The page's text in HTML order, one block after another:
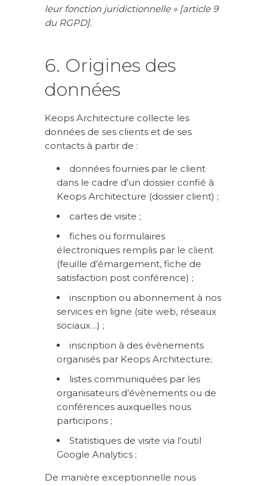
leur fonction juridictionnelle » [article 9
du RGPD].
6. Origines des
données
Keops Architecture collecte les
données de ses clients et de ses
contacts à partir de :
données fournies par le client
dans le cadre d’un dossier confié à
Keops Architecture (dossier client) ;
cartes de visite ;
fiches ou formulaires
électroniques remplis par le client
(feuille d’émargement, fiche de
satisfaction post conférence) ;
inscription ou abonnement à nos
services en ligne (site web, réseaux
sociaux…) ;
inscription à des évènements
organisés par Keops Architecture;
listes communiquées par les
organisateurs d’évènements ou de
conférences auxquelles nous
participons ;
Statistiques de visite via l’outil
Google Analytics ;
De manière exceptionnelle nous